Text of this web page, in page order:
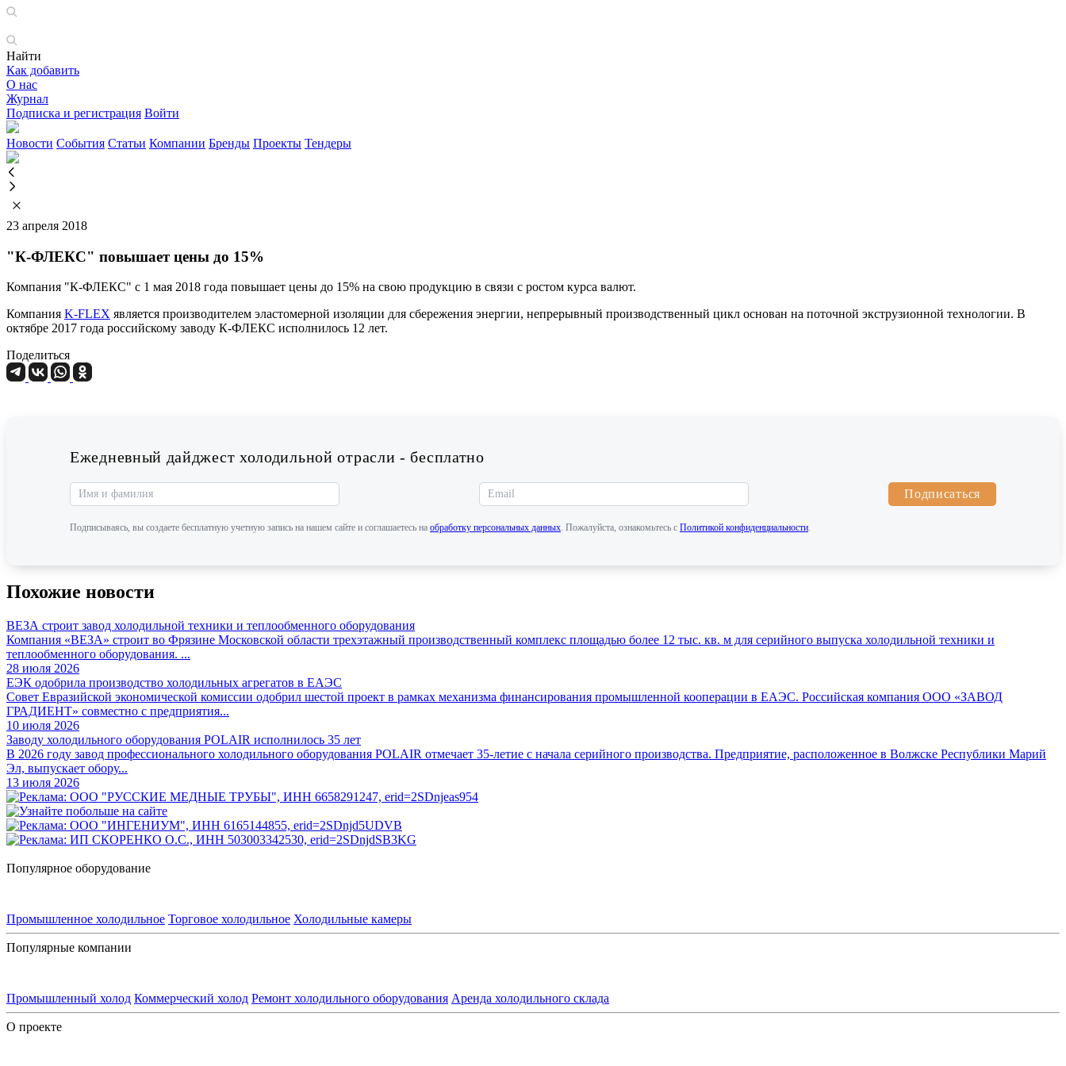
Найти
Как добавить
О нас
Журнал
Подписка и регистрация Войти
Новости События Статьи Компании Бренды Проекты Тендеры
23 апреля 2018
"К-ФЛЕКС" повышает цены до 15%
Компания "К-ФЛЕКС" с 1 мая 2018 года повышает цены до 15% на свою продукцию в связи с ростом курса валют.
Компания K-FLEX является производителем эластомерной изоляции для сбережения энергии, непрерывный производственный цикл основан на поточной экструзионной технологии. В
октябре 2017 года российскому заводу К-ФЛЕКС исполнилось 12 лет.
Поделиться
Ежедневный дайджест холодильной отрасли - бесплатно
Подписаться
Подписываясь, вы создаете бесплатную учетную запись на нашем сайте и соглашаетесь на обработку персональных данных. Пожалуйста, ознакомьтесь с Политикой конфиденциальности.
Похожие новости
ВЕЗА строит завод холодильной техники и теплообменного оборудования
Компания «ВЕЗА» строит во Фрязине Московской области трехэтажный производственный комплекс площадью более 12 тыс. кв. м для серийного выпуска холодильной техники и
теплообменного оборудования. ...
28 июля 2026
ЕЭК одобрила производство холодильных агрегатов в ЕАЭС
Совет Евразийской экономической комиссии одобрил шестой проект в рамках механизма финансирования промышленной кооперации в ЕАЭС. Российская компания ООО «ЗАВОД
ГРАДИЕНТ» совместно с предприятия...
10 июля 2026
Заводу холодильного оборудования POLAIR исполнилось 35 лет
В 2026 году завод профессионального холодильного оборудования POLAIR отмечает 35-летие с начала серийного производства. Предприятие, расположенное в Волжске Республики Марий
Эл, выпускает обору...
13 июля 2026
Популярное оборудование
Промышленное холодильное Торговое холодильное Холодильные камеры
Популярные компании
Промышленный холод Коммерческий холод Ремонт холодильного оборудования Аренда холодильного склада
О проекте